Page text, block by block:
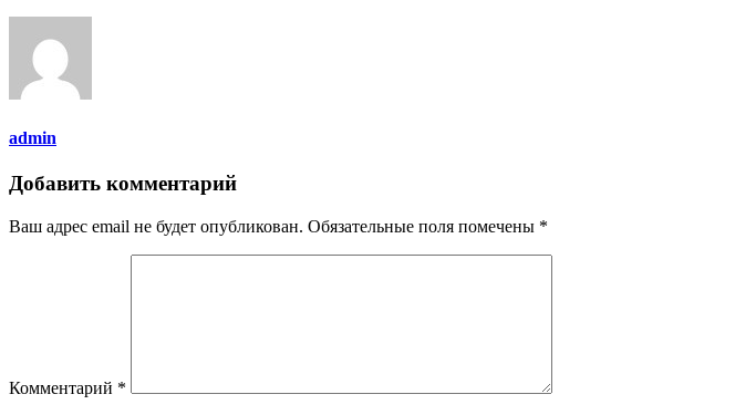
admin
Добавить комментарий
Ваш адрес email не будет опубликован. Обязательные поля помечены *
Комментарий *